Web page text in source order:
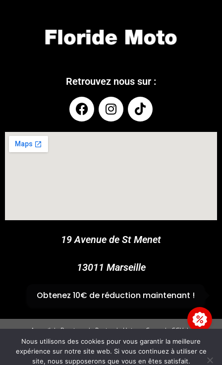
Retrouvez nous sur :
19 Avenue de St Menet
13011 Marseille
✆04 91 44 45 46
Accueil Boutique Panier Univers Cross
CGV
Mentions légales
Copyright 2026 - GvpAccess - Site By Fire'Technologie
Obtenez 10€ de réduction maintenant !
Nous utilisons des cookies pour vous garantir la meilleure
expérience sur notre site web. Si vous continuez à utiliser ce
site, nous supposerons que vous en êtes satisfait.